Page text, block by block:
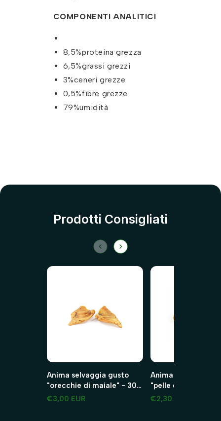
COMPONENTI ANALITICI
8,5%proteina grezza
6,5%grassi grezzi
3%ceneri grezze
0,5%fibre grezze
79%umidità
Prodotti Consigliati
Anima selvaggia gusto
"orecchie di maiale" - 30g
maiale 2 pezzi
€3,00 EUR
Anima selvaggia
"pelle di testa per
45g manzo 2 pezzi
€2,30 EUR